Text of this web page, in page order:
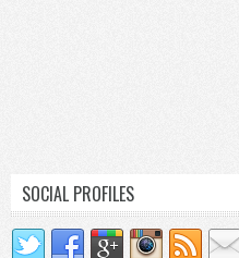
SOCIAL PROFILES